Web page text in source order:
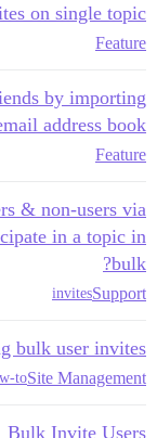
on single topic?
Feature
by importing
address book
Feature
& non-users via
in a topic in
bulk?
Support
invites
bulk user invites
Site Management
to
Bulk Invite Users